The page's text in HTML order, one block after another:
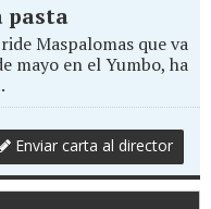
pasta
Maspalomas que va
mayo en el Yumbo, ha
Enviar carta al director